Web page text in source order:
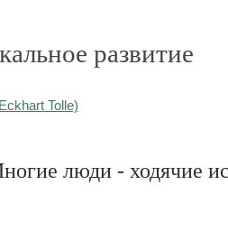
развитие
Tolle)
люди - ходячие